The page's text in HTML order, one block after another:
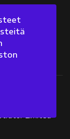
Limited